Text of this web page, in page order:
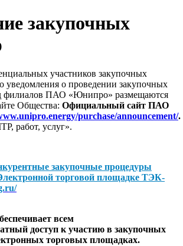
закупочных
участников закупочных
уведомления о проведении закупочных
филиалов ПАО «Юнипро» размещаются
Общества: Официальный сайт ПАО
purchase/announcement/.
работ, услуг».
закупочные процедуры
торговой площадке ТЭК-
всем
доступ к участию в закупочных
торговых площадках.